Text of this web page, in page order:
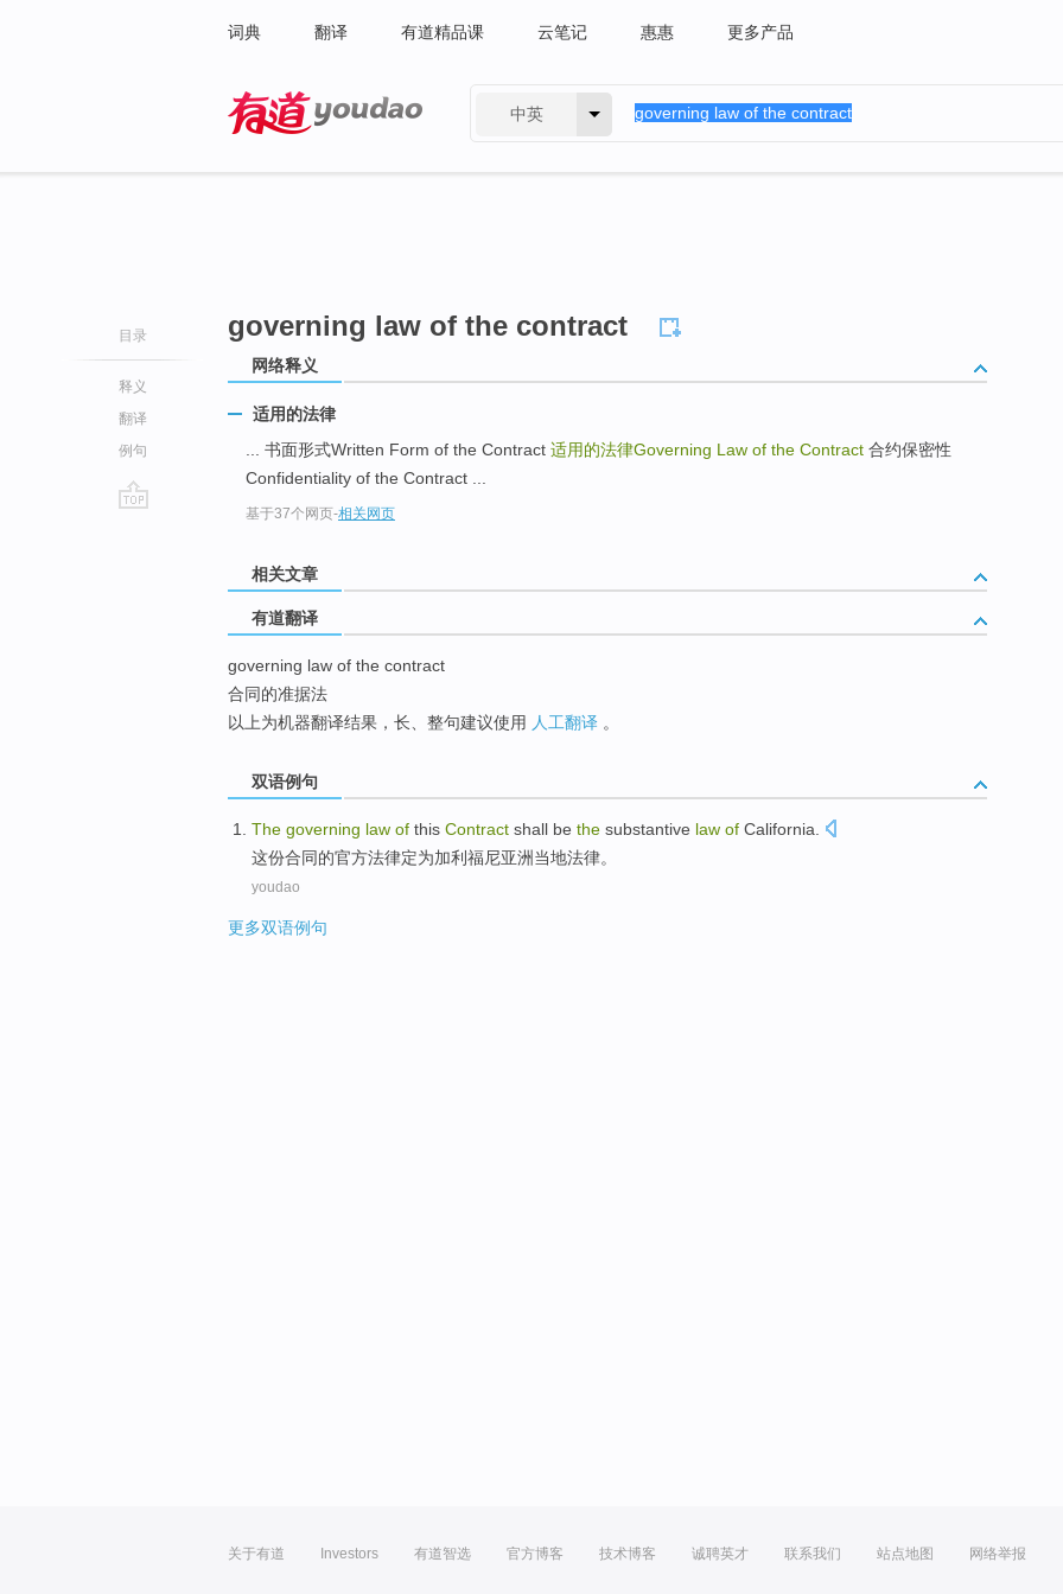
词典 翻译 有道精品课 云笔记 惠惠 更多产品
中英
目录
释义
翻译
例句
governing law of the contract
网络释义
适用的法律
... 书面形式Written Form of the Contract 适用的法律Governing Law of the Contract 合约保密性
Confidentiality of the Contract ...
基于37个网页-相关网页
相关文章
有道翻译
governing law of the contract
合同的准据法
以上为机器翻译结果，长、整句建议使用 人工翻译 。
双语例句
The governing law of this Contract shall be the substantive law of California
这份合同的官方法律定为加利福尼亚洲当地法律。
youdao
更多双语例句
关于有道 Investors 有道智选 官方博客 技术博客 诚聘英才 联系我们 站点地图 网络举报